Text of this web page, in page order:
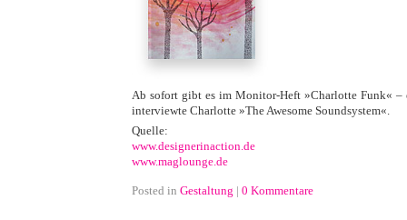
Ab sofort gibt es im Monitor-Heft »Charlotte Funk« –
interviewte Charlotte »The Awesome Soundsystem«.
Quelle:
www.designerinaction.de
www.maglounge.de
Posted in Gestaltung | 0 Kommentare